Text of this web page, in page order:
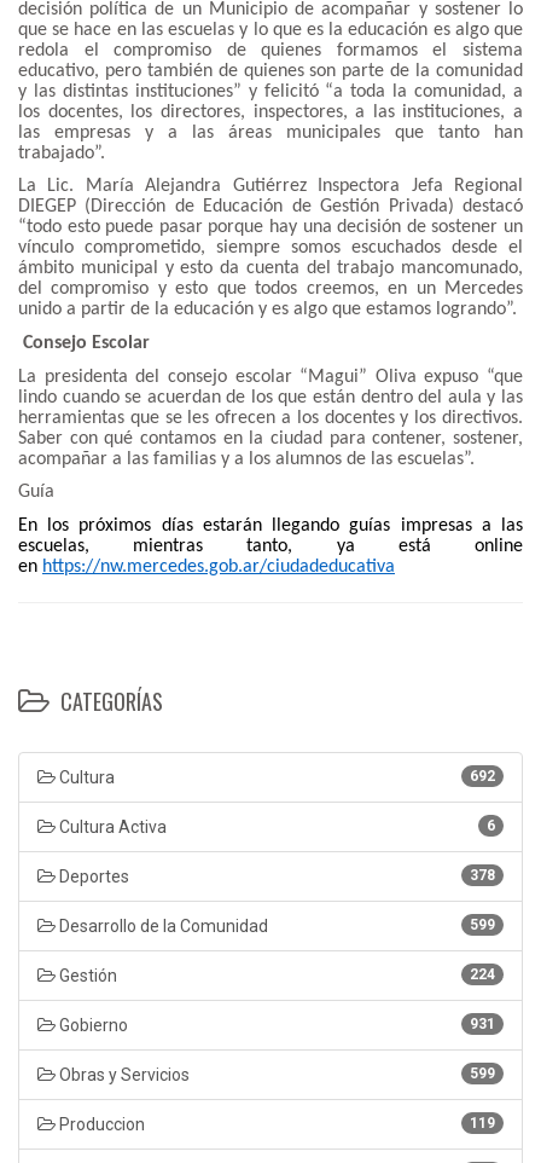
decisión política de un Municipio de acompañar y sostener lo
que se hace en las escuelas y lo que es la educación es algo que
redola el compromiso de quienes formamos el sistema
educativo, pero también de quienes son parte de la comunidad
y las distintas instituciones” y felicitó “a toda la comunidad, a
los docentes, los directores, inspectores, a las instituciones, a
las empresas y a las áreas municipales que tanto han
trabajado”.
La Lic. María Alejandra Gutiérrez Inspectora Jefa Regional
DIEGEP (Dirección de Educación de Gestión Privada) destacó
“todo esto puede pasar porque hay una decisión de sostener un
vínculo comprometido, siempre somos escuchados desde el
ámbito municipal y esto da cuenta del trabajo mancomunado,
del compromiso y esto que todos creemos, en un Mercedes
unido a partir de la educación y es algo que estamos logrando”.
Consejo Escolar
La presidenta del consejo escolar “Magui” Oliva expuso “que
lindo cuando se acuerdan de los que están dentro del aula y las
herramientas que se les ofrecen a los docentes y los directivos.
Saber con qué contamos en la ciudad para contener, sostener,
acompañar a las familias y a los alumnos de las escuelas”.
Guía
En los próximos días estarán llegando guías impresas a las
escuelas, mientras tanto, ya está online
en https://nw.mercedes.gob.ar/ciudadeducativa
CATEGORÍAS
692
Cultura
6
Cultura Activa
378
Deportes
599
Desarrollo de la Comunidad
224
Gestión
931
Gobierno
599
Obras y Servicios
119
Produccion